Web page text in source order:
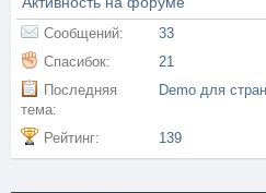
Сообщений:
33
Спасибок:
21
Последняя
тема:
Рейтинг: 139